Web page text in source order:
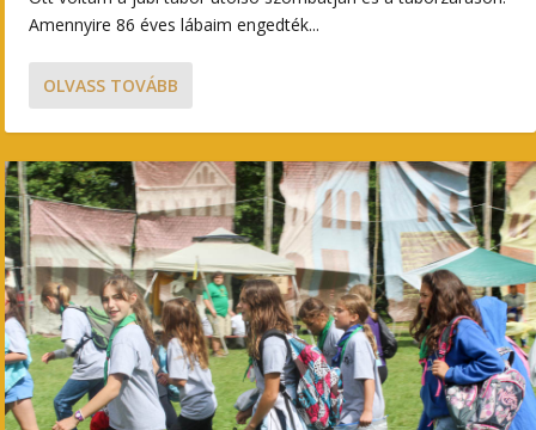
Amennyire 86 éves lábaim engedték...
OLVASS TOVÁBB